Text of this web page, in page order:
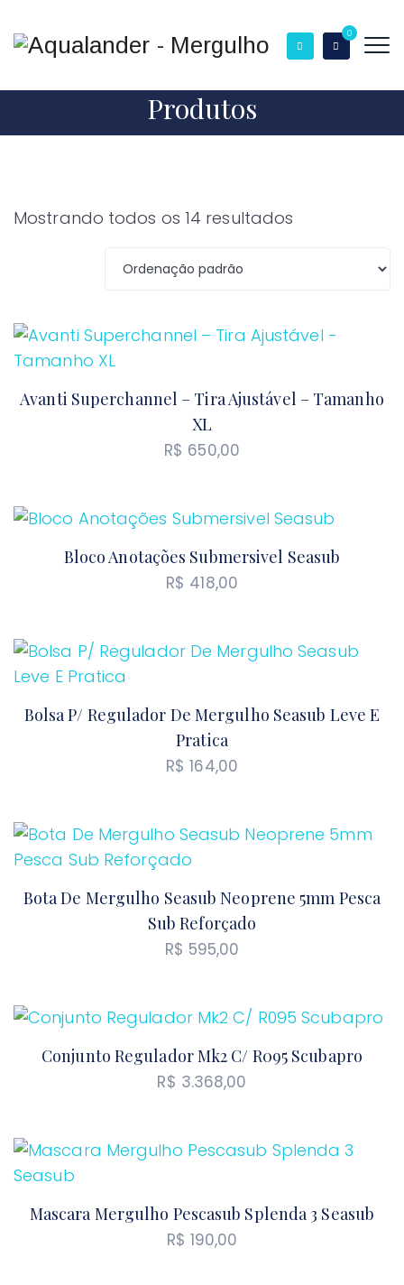
0
Produtos
Mostrando todos os 14 resultados
Avanti Superchannel – Tira Ajustável – Tamanho
XL
R$ 650,00
Bloco Anotações Submersivel Seasub
R$ 418,00
Bolsa P/ Regulador De Mergulho Seasub Leve E
Pratica
R$ 164,00
Bota De Mergulho Seasub Neoprene 5mm Pesca
Sub Reforçado
R$ 595,00
Conjunto Regulador Mk2 C/ R095 Scubapro
R$ 3.368,00
Mascara Mergulho Pescasub Splenda 3 Seasub
R$ 190,00